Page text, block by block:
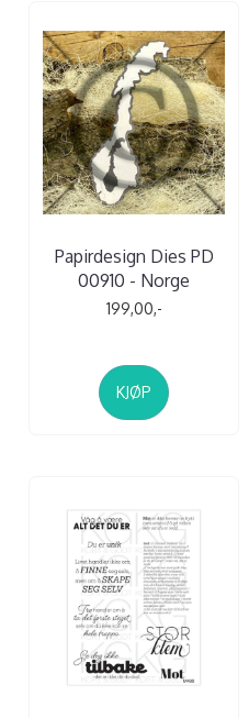
Papirdesign Dies PD
00910 - Norge
199,00,-
KJØP